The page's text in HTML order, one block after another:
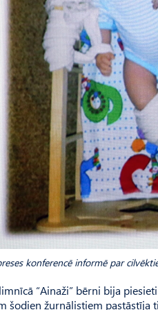
konferencē informē par
“Ainaži” bērni bija
šodien žurnālistiem pastāstīja